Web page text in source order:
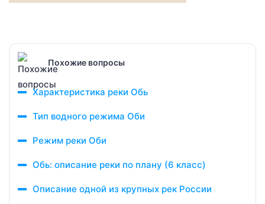
Похожие вопросы
Характеристика реки Обь
Тип водного режима Оби
Режим реки Оби
Обь: описание реки по плану (6 класс)
Описание одной из крупных рек России